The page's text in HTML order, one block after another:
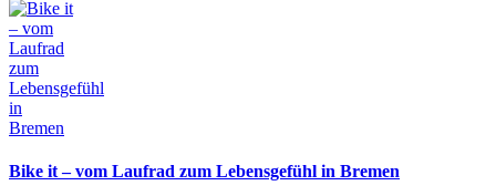
Bike it – vom Laufrad zum Lebensgefühl in Bremen